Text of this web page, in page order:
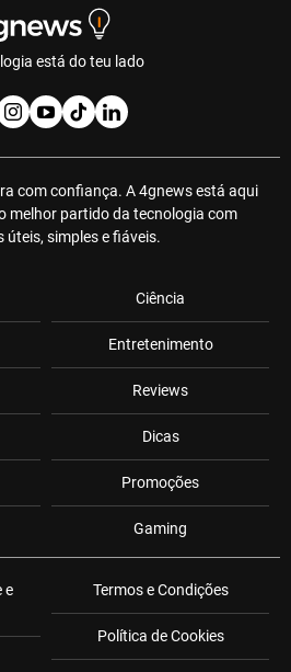
está do teu lado
com confiança. A 4gnews está aqui
melhor partido da tecnologia com
úteis, simples e fiáveis.
Ciência
Entretenimento
Reviews
Dicas
Promoções
Gaming
e
Termos e Condições
Política de Cookies